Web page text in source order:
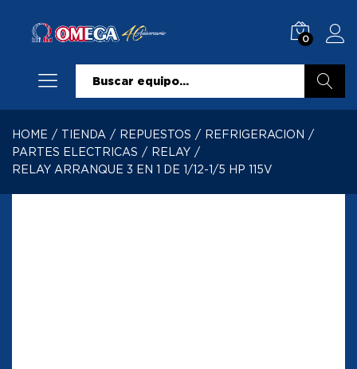
0
HOME / TIENDA / REPUESTOS / REFRIGERACION /
PARTES ELECTRICAS / RELAY /
RELAY ARRANQUE 3 EN 1 DE 1/12-1/5 HP 115V